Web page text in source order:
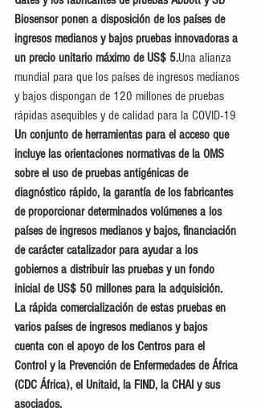
Biosensor ponen a disposición de los países de
ingresos medianos y bajos pruebas innovadoras a
un precio unitario máximo de US$ 5.Una alianza
mundial para que los países de ingresos medianos
y bajos dispongan de 120 millones de pruebas
rápidas asequibles y de calidad para la COVID-19
Un conjunto de herramientas para el acceso que
incluye las orientaciones normativas de la OMS
sobre el uso de pruebas antigénicas de
diagnóstico rápido, la garantía de los fabricantes
de proporcionar determinados volúmenes a los
países de ingresos medianos y bajos, financiación
de carácter catalizador para ayudar a los
gobiernos a distribuir las pruebas y un fondo
inicial de US$ 50 millones para la adquisición.
La rápida comercialización de estas pruebas en
varios países de ingresos medianos y bajos
cuenta con el apoyo de los Centros para el
Control y la Prevención de Enfermedades de África
(CDC África), el Unitaid, la FIND, la CHAI y sus
asociados.